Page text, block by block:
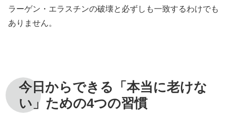
ラーゲン・エラスチンの破壊と必ずしも一致するわけでも
ありません。
今日からできる「本当に老けな
い」ための4つの習慣